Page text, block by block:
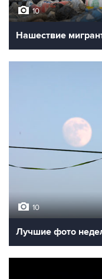
10
Нашествие
10
Лучшие фото